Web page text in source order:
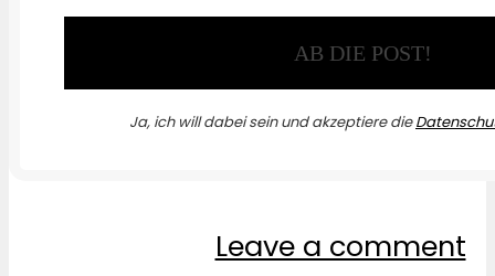
Ja, ich will dabei sein und akzeptiere die
Leave a comment